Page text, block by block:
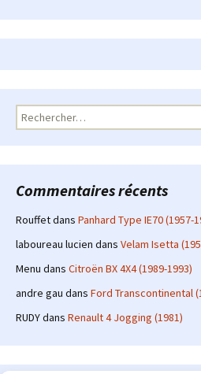
Rechercher :
Commentaires récents
Rouffetdans Panhard Type IE70 (1957-
laboureau lucien dans Velam Isetta
Menu dans Citroën BX 4X4 (1989-1993)
andre gau dans Ford Transcontinental
RUDYdans Renault 4 Jogging (1981)